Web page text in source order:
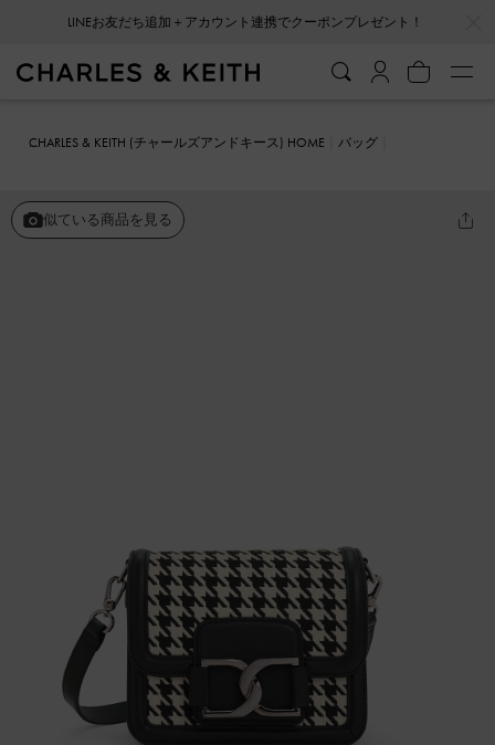
LINEお友だち追加＋アカウント連携でクーポンプレゼント！
CHARLES & KEITH (チャールズアンドキース) HOME
バッグ
似ている商品を見る